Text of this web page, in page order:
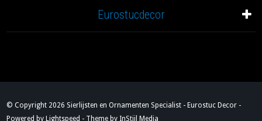
Eurostucdecor
© Copyright 2026 Sierlijsten en Ornamenten Specialist - Eurostuc Decor -
Powered by Lightspeed - Theme by InStijl Media